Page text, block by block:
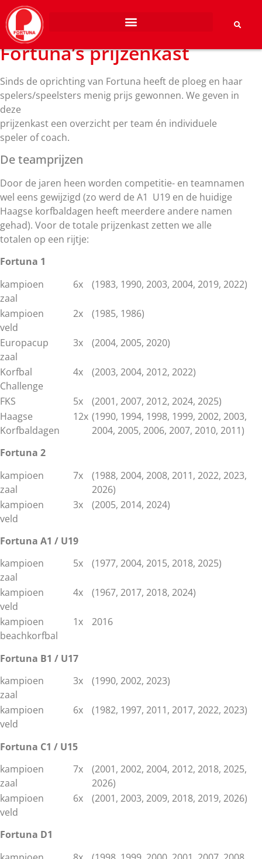
Fortuna’s prijzenkast
Sinds de oprichting van Fortuna heeft de ploeg en haar
spelers/speelsters menig prijs gewonnen. We geven in
deze
prijzenkast een overzicht per team én individuele
speler of coach.
De teamprijzen
Door de jaren heen worden competitie- en teamnamen
wel eens gewijzigd (zo werd de A1 U19 en de huidige
Haagse korfbaldagen heeft meerdere andere namen
gehad). Voor de totale prijzenkast zetten we alle
totalen op een rijtje:
Fortuna 1
kampioen
zaal
6x (1983, 1990, 2003, 2004, 2019, 2022)
kampioen
veld
2x (1985, 1986)
Europacup
zaal
3x (2004, 2005, 2020)
Korfbal
Challenge
4x (2003, 2004, 2012, 2022)
FKS 5x
(2001, 2007, 2012, 2024, 2025)
Haagse
Korfbaldagen
12x (1990, 1994, 1998, 1999, 2002, 2003,
2004, 2005, 2006, 2007, 2010, 2011)
Fortuna 2
kampioen
zaal
7x
(1988, 2004, 2008, 2011, 2022, 2023,
2026)
kampioen
veld
3x (2005, 2014, 2024)
Fortuna A1 / U19
kampioen
zaal
5x (1977, 2004, 2015, 2018, 2025)
kampioen
veld
4x (1967, 2017, 2018, 2024)
kampioen
beachkorfbal
1x 2016
Fortuna B1 / U17
kampioen
zaal
3x (1990, 2002, 2023)
kampioen
veld
6x (1982, 1997, 2011, 2017, 2022, 2023)
Fortuna C1 / U15
kampioen
zaal
7x
(2001, 2002, 2004, 2012, 2018, 2025,
2026)
kampioen
veld
6x (2001, 2003, 2009, 2018, 2019, 2026)
Fortuna D1